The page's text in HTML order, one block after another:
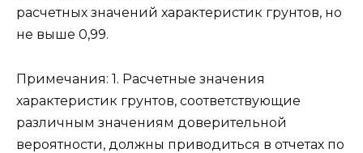
расчетных значений характеристик грунтов, но
не выше 0,99.
Примечания: 1. Расчетные значения
характеристик грунтов, соответствующие
различным значениям доверительной
вероятности, должны приводиться в отчетах по